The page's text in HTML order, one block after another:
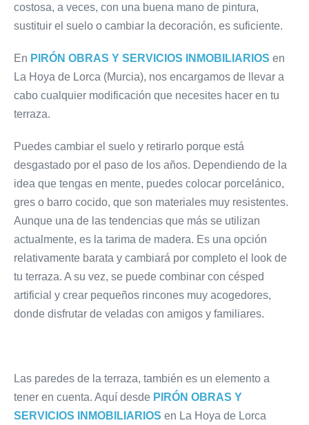
costosa, a veces, con una buena mano de pintura,
sustituir el suelo o cambiar la decoración, es suficiente.
En PIRÓN OBRAS Y SERVICIOS INMOBILIARIOS en
La Hoya de Lorca (Murcia), nos encargamos de llevar a
cabo cualquier modificación que necesites hacer en tu
terraza.
Puedes cambiar el suelo y retirarlo porque está
desgastado por el paso de los años. Dependiendo de la
idea que tengas en mente, puedes colocar porcelánico,
gres o barro cocido, que son materiales muy resistentes.
Aunque una de las tendencias que más se utilizan
actualmente, es la tarima de madera. Es una opción
relativamente barata y cambiará por completo el look de
tu terraza. A su vez, se puede combinar con césped
artificial y crear pequeños rincones muy acogedores,
donde disfrutar de veladas con amigos y familiares.
Las paredes de la terraza, también es un elemento a
tener en cuenta. Aquí desde PIRÓN OBRAS Y
SERVICIOS INMOBILIARIOS en La Hoya de Lorca